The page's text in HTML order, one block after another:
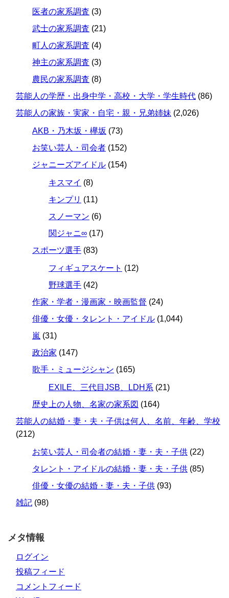
医者の家系調査 (3)
武士の家系調査 (21)
町人の家系調査 (4)
神主の家系調査 (3)
農民の家系調査 (8)
芸能人の学歴・出身中学・高校・大学・学生時代 (86)
芸能人の家族・実家・自宅・親・兄弟姉妹 (2,026)
AKB・乃木坂・欅坂 (73)
お笑い芸人・司会者 (152)
ジャニーズアイドル (154)
キスマイ (8)
キンプリ (11)
スノーマン (6)
関ジャニ∞ (17)
スポーツ選手 (83)
フィギュアスケート (12)
野球選手 (42)
作家・学者・漫画家・映画監督 (24)
俳優・女優・タレント・アイドル (1,044)
嵐 (31)
政治家 (147)
歌手・ミュージシャン (165)
EXILE、三代目JSB、LDH系 (21)
歴史上の人物、名家の家系図 (164)
芸能人の結婚・妻・夫・子供は何人、名前、年齢、学校
(212)
お笑い芸人・司会者の結婚・妻・夫・子供 (22)
タレント・アイドルの結婚・妻・夫・子供 (85)
俳優・女優の結婚・妻・夫・子供 (93)
雑記 (98)
メタ情報
ログイン
投稿フィード
コメントフィード